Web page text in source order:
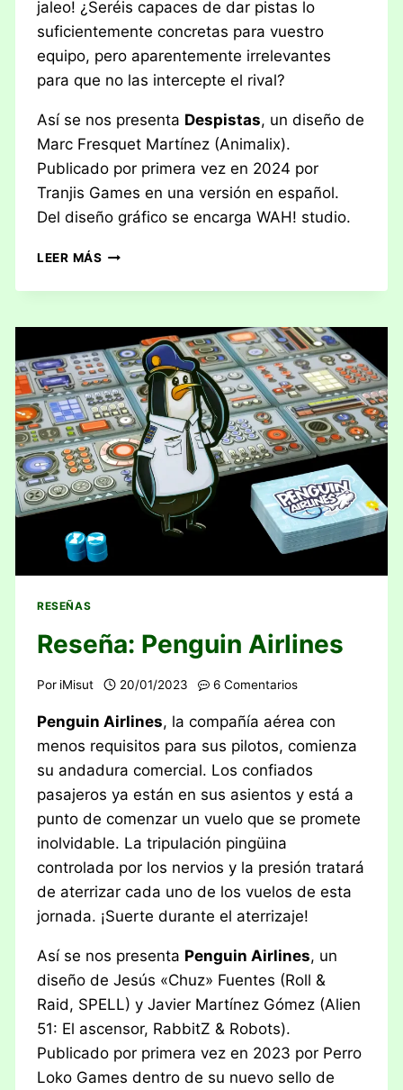
jaleo! ¿Seréis capaces de dar pistas lo
suficientemente concretas para vuestro
equipo, pero aparentemente irrelevantes
para que no las intercepte el rival?
Así se nos presenta Despistas, un diseño de
Marc Fresquet Martínez (Animalix).
Publicado por primera vez en 2024 por
Tranjis Games en una versión en español.
Del diseño gráfico se encarga WAH! studio.
LEER MÁS RESEÑA:
RESEÑAS
Reseña: Penguin Airlines
Por iMisut 20/01/2023 6 Comentarios
Penguin Airlines, la compañía aérea con
menos requisitos para sus pilotos, comienza
su andadura comercial. Los confiados
pasajeros ya están en sus asientos y está a
punto de comenzar un vuelo que se promete
inolvidable. La tripulación pingüina
controlada por los nervios y la presión tratará
de aterrizar cada uno de los vuelos de esta
jornada. ¡Suerte durante el aterrizaje!
Así se nos presenta Penguin Airlines, un
diseño de Jesús «Chuz» Fuentes (Roll &
Raid, SPELL) y Javier Martínez Gómez (Alien
51: El ascensor, RabbitZ & Robots).
Publicado por primera vez en 2023 por Perro
Loko Games dentro de su nuevo sello de